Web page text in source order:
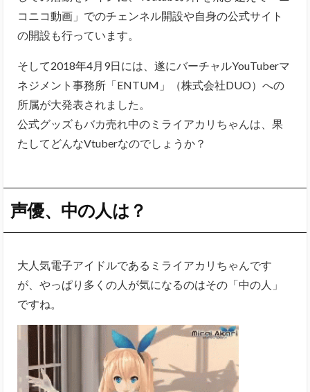
コニコ動画」でのチェンネル開設や自身の公式サイト
の開設も行っています。
そして2018年4月9日には、遂にバーチャルYouTuberマ
ネジメント事務所「ENTUM」（株式会社DUO）への
所属が大発表されました。
公式グッズもバカ売れ中のミライアカリちゃんは、果
たしてどんなVtuberなのでしょうか？
声優、中の人は？
大人気電子アイドルであるミライアカリちゃんです
が、やっぱり多くの人が気になるのはその「中の人」
ですね。